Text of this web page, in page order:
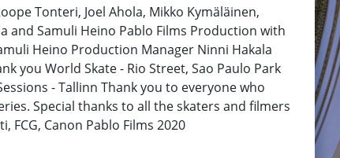
Tonteri, Joel Ahola, Mikko Kymäläinen,
and Samuli Heino Pablo Films Production with
Heino Production Manager Ninni Hakala
you World Skate - Rio Street, Sao Paulo Park
- Tallinn Thank you to everyone who
Special thanks to all the skaters and filmers
Canon Pablo Films 2020